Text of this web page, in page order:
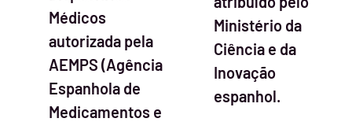
Médicos
autorizada pela
AEMPS (Agência
Espanhola de
Medicamentos e
Ministério da
Ciência e da
Inovação
espanhol.